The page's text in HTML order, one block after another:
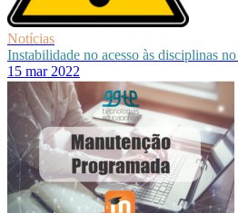
Notícias
Instabilidade no acesso às disciplinas
15 mar 2022